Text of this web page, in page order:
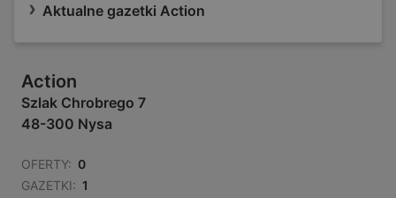
Aktualne gazetki Action
Action
Szlak Chrobrego 7
48-300 Nysa
OFERTY: 0
GAZETKI: 1